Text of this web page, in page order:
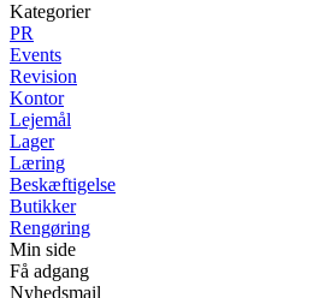
Kategorier
PR
Events
Revision
Kontor
Lejemål
Lager
Læring
Beskæftigelse
Butikker
Rengøring
Min side
Få adgang
Nyhedsmail